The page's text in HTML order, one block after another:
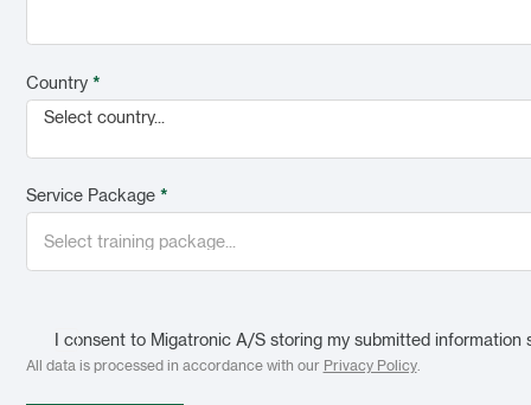
Country *
Select country...
Service Package *
I consent to Migatronic A/S storing my submitted information
All data is processed in accordance with our Privacy Policy.